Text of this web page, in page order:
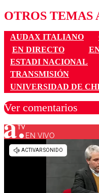
OTROS TEMAS
AUDAX ITALIANO
EN DIRECTO
ESTADI NACIONAL
TRANSMISIÓN
UNIVERSIDAD DE
Ver comentarios
Los comentarios
EN VIVO